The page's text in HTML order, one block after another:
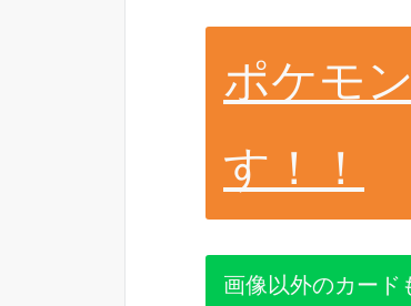
ポケモ
す！！
画像以外のカード